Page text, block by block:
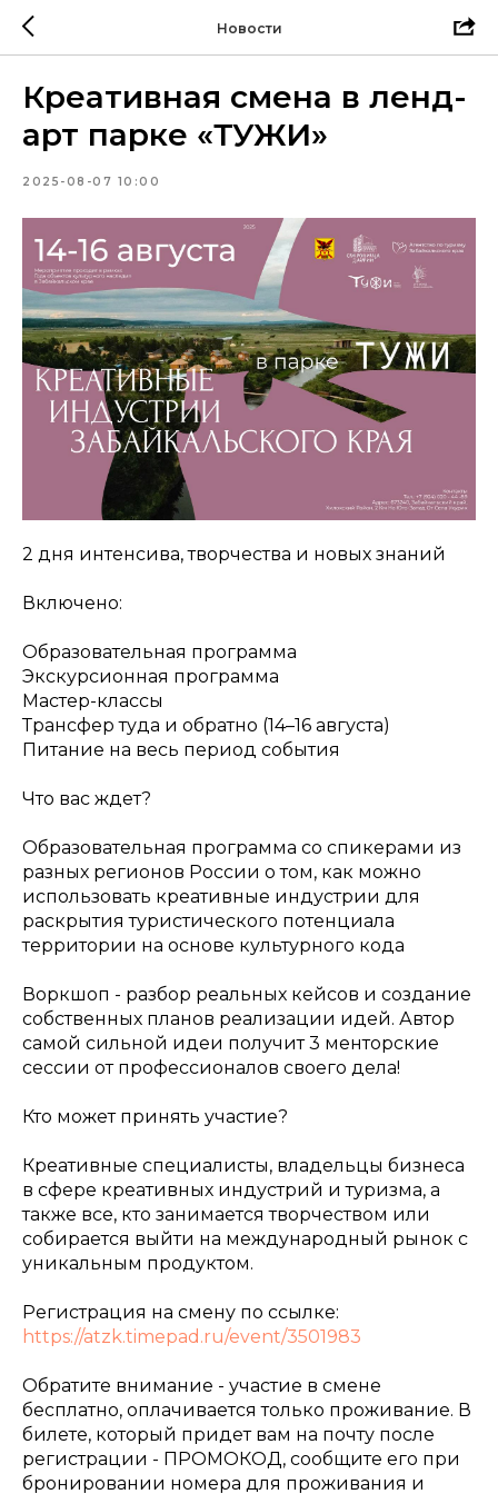
Новости
Креативная смена в ленд-
арт парке «ТУЖИ»
2025-08-07 10:00
2 дня интенсива, творчества и новых знаний
Включено:
Образовательная программа
Экскурсионная программа
Мастер-классы
Трансфер туда и обратно (14–16 августа)
Питание на весь период события
Что вас ждет?
Образовательная программа со спикерами из
разных регионов России о том, как можно
использовать креативные индустрии для
раскрытия туристического потенциала
территории на основе культурного кода
Воркшоп - разбор реальных кейсов и создание
собственных планов реализации идей. Автор
самой сильной идеи получит 3 менторские
сессии от профессионалов своего дела!
Кто может принять участие?
Креативные специалисты, владельцы бизнеса
в сфере креативных индустрий и туризма, а
также все, кто занимается творчеством или
собирается выйти на международный рынок с
уникальным продуктом.
Регистрация на смену по ссылке:
https://atzk.timepad.ru/event/3501983
Обратите внимание - участие в смене
бесплатно, оплачивается только проживание. В
билете, который придет вам на почту после
регистрации - ПРОМОКОД, сообщите его при
бронировании номера для проживания и